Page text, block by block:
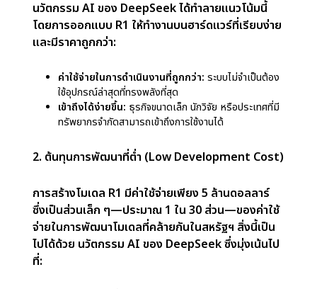
โมเดล DeepSeek R1 ถือเป็นตัวเปลี่ยนเกมในโลก
ของ AI ด้วยนวัตกรรม AI ของ DeepSeek
AI อื่น ๆ มาก และนี่คือวิธีการที่นวัตกรรม AI ของ
DeepSeekบรรลุประสิทธิภาพด้านต้นทุน
Hardware)
โมเดล AI ขั้นสูงส่วนใหญ่ เช่น ChatGPT หรือ
Google Bard ต้องการฮาร์ดแวร์ที่ทรงพลังและมี
ราคาแพงเพื่อให้ทำงานได้อย่างมีประสิทธิภาพ ระบบ
เหล่านี้มักอาศัย GPU ระดับไฮเอนด์และคลัสเตอร์